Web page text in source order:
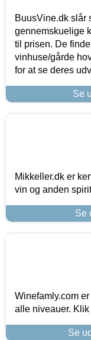
BuusVine.dk slår
gennemskuelige
til prisen. De
vinhuse/gårde
for at se deres
Se
Mikkeller.dk er
vin og anden
Se
Winefamly.com
alle niveauer.
Se